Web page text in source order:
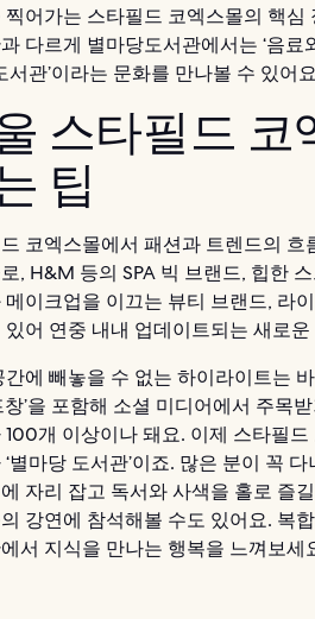
찍어가는 스타필드 코엑스몰의 핵
다르게 별마당도서관에서는 ‘음
서관’이라는 문화를 만나볼 수 있어
스타필드 코
팁
코엑스몰에서 패션과 트렌드의
, H&M 등의 SPA 빅 브랜드, 힙한
메이크업을 이끄는 뷰티 브랜드, 라
있어 연중 내내 업데이트되는 새로
간에 빼놓을 수 없는 하이라이트는
창’을 포함해 소셜 미디어에서 주목
100개 이상이나 돼요. 이제 스타필
별마당 도서관’이죠. 많은 분이 꼭
자리 잡고 독서와 사색을 홀로 즐
강연에 참석해볼 수도 있어요. 복
서 지식을 만나는 행복을 느껴보세